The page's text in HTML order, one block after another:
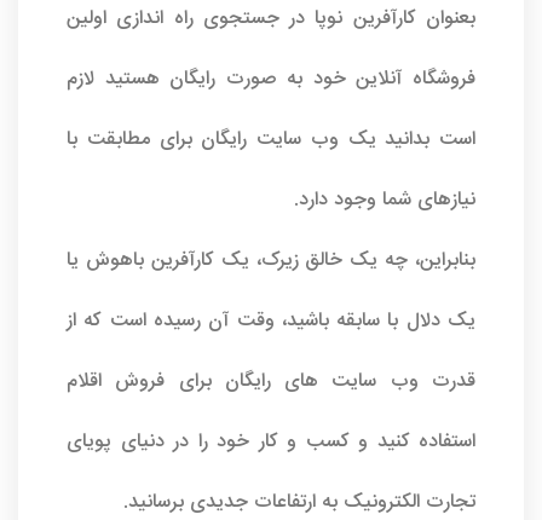
بعنوان کارآفرین نوپا در جستجوی راه اندازی اولین
فروشگاه آنلاین خود به صورت رایگان هستید لازم
است بدانید یک وب سایت رایگان برای مطابقت با
نیازهای شما وجود دارد.
بنابراین، چه یک خالق زیرک، یک کارآفرین باهوش یا
یک دلال با سابقه باشید، وقت آن رسیده است که از
قدرت وب سایت های رایگان برای فروش اقلام
استفاده کنید و کسب و کار خود را در دنیای پویای
تجارت الکترونیک به ارتفاعات جدیدی برسانید.